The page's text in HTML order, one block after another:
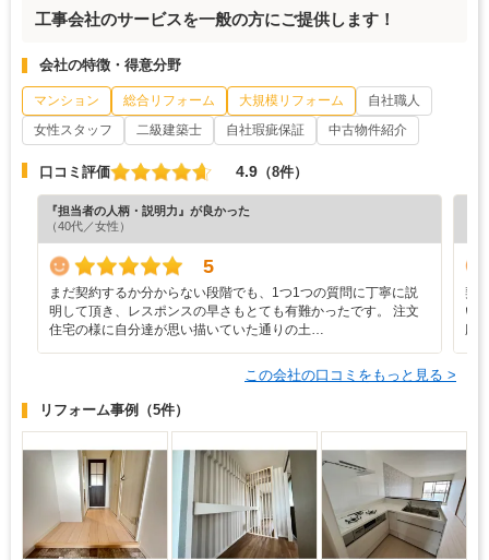
工事会社のサービスを一般の方にご提供します！
会社の特徴・得意分野
マンション 総合リフォーム 大規模リフォーム
自社職人
女性スタッフ
二級建築士 自社瑕疵保証 中古物件紹介
口コミ評価 4.9 （8件）
『担当者の人柄・説明力』が良かった
（40代／女性）
5
まだ契約するか分からない段階でも、1つ1つの質問に丁寧に説
明して頂き、レスポンスの早さもとても有難かったです。 注文
住宅の様に自分達が思い描いていた通りの土…
契
い
応
この会社の口コミをもっと見る >
リフォーム事例 （5件）